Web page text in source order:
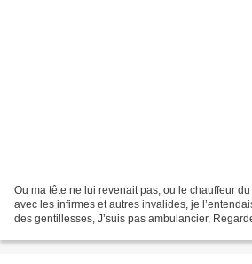
Ou ma tête ne lui revenait pas, ou le chauffeur
avec les infirmes et autres invalides, je
des gentillesses, J’suis pas ambulancier,